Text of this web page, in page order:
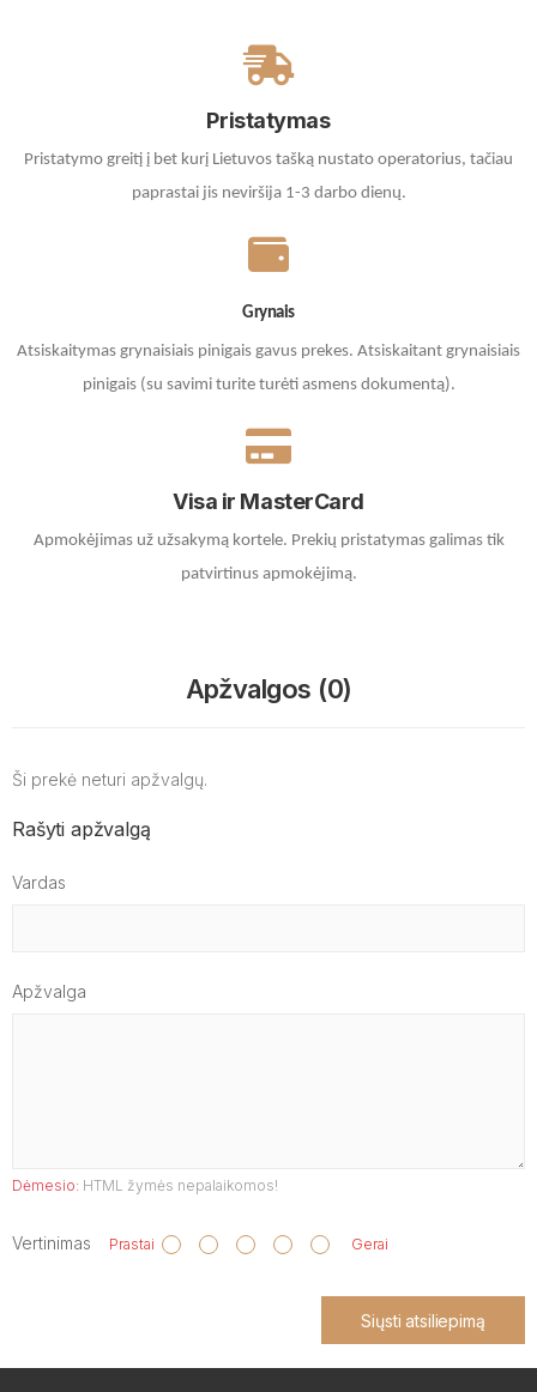
Pristatymas
Pristatymo greitį į bet kurį Lietuvos tašką nustato operatorius, tačiau
paprastai jis neviršija 1-3 darbo dienų.
Grynais
Atsiskaitymas grynaisiais pinigais gavus prekes. Atsiskaitant grynaisiais
pinigais (su savimi turite turėti asmens dokumentą).
Visa ir MasterCard
Apmokėjimas už užsakymą kortele. Prekių pristatymas galimas tik
patvirtinus apmokėjimą.
Apžvalgos (0)
Ši prekė neturi apžvalgų.
Rašyti apžvalgą
Vardas
Apžvalga
Dėmesio: HTML žymės nepalaikomos!
Vertinimas Prastai Gerai
Siųsti atsiliepimą